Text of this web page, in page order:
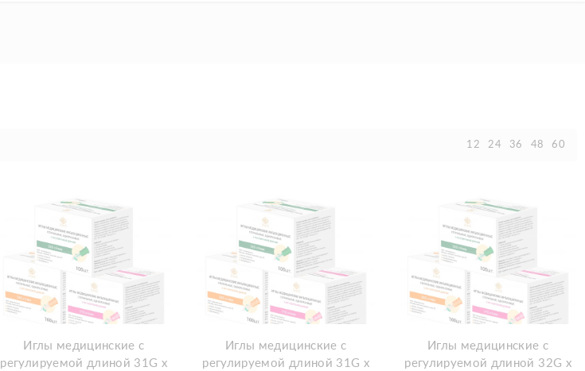
12 24 36 48 60
Иглы медицинские с
регулируемой длиной 31G х
Иглы медицинские с
регулируемой длиной 31G х
Иглы медицинские с
регулируемой длиной 32G х